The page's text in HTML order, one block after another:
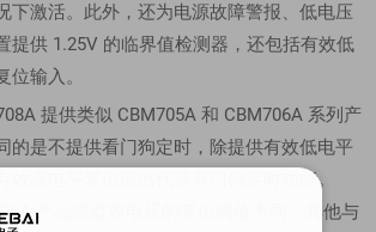
下激活。此外，还为电源故障警报、低电压
提供 1.25V 的临界值检测器，还包括有效低
位输入。
提供类似 CBM705A 和 CBM706A 系列产
的是不提供看门狗定时，除提供有效低电平
效高电平复位输出代替看门狗定时功能。
产品除监控电压的复位阈值不同，其他与